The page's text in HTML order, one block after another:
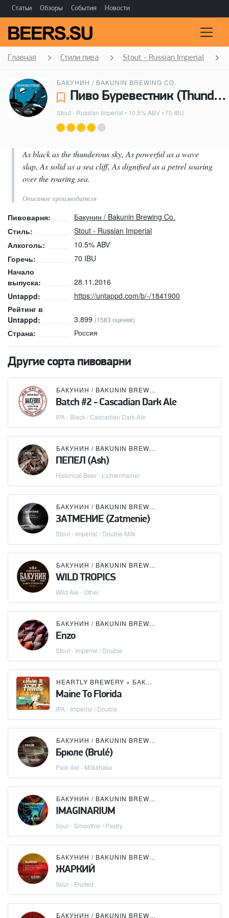
Статьи Обзоры События Новости
Главная Стили пива Stout - Russian Imperial
БАКУНИН / BAKUNIN BREWING CO.
Пиво Буревестник (Thunderbird) - Бакунин / Bakunin Brewing Co.
Stout - Russian Imperial • 10.5% ABV • 70 IBU
As black as the thunderous sky, As powerful as a wave
slap, As solid as a sea cliff, As dignified as a petrel soaring
over the roaring sea.
Описание производителя
Пивоварня:
Бакунин / Bakunin Brewing Co.
Стиль:
Stout - Russian Imperial
Алкоголь:
10.5% ABV
Горечь:
70 IBU
Начало
выпуска:
28.11.2016
Untappd:
https://untappd.com/b/-/1841900
Рейтинг в
Untappd:
3.899 (1583 оценки)
Страна: Россия
Другие сорта пивоварни
БАКУНИН / BAKUNIN BREWING CO.
Batch #2 - Cascadian Dark Ale
IPA - Black / Cascadian Dark Ale
БАКУНИН / BAKUNIN BREWING CO.
ПЕПЕЛ (Ash)
Historical Beer - Lichtenhainer
БАКУНИН / BAKUNIN BREWING CO.
ЗАТМЕНИЕ (Zatmenie)
Stout - Imperial / Double Milk
БАКУНИН / BAKUNIN BREWING CO.
WILD TROPICS
Wild Ale - Other
БАКУНИН / BAKUNIN BREWING CO.
Enzo
Stout - Imperial / Double
HEARTLY BREWERY × БАКУНИН / BAKUNIN BREWING CO.
Maine To Florida
IPA - Imperial / Double
БАКУНИН / BAKUNIN BREWING CO.
Брюле (Brulé)
Pale Ale - Milkshake
БАКУНИН / BAKUNIN BREWING CO.
IMAGINARIUM
Sour - Smoothie / Pastry
БАКУНИН / BAKUNIN BREWING CO.
ЖАРКИЙ
Sour - Fruited
БАКУНИН / BAKUNIN BREWING CO.